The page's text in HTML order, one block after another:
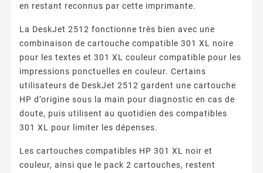
en restant reconnus par cette imprimante.
La DeskJet 2512 fonctionne très bien avec une
combinaison de cartouche compatible 301 XL noire
pour les textes et 301 XL couleur compatible pour les
impressions ponctuelles en couleur. Certains
utilisateurs de DeskJet 2512 gardent une cartouche
HP d’origine sous la main pour diagnostic en cas de
doute, puis utilisent au quotidien des compatibles
301 XL pour limiter les dépenses.
Les cartouches compatibles HP 301 XL noir et
couleur, ainsi que le pack 2 cartouches, restent